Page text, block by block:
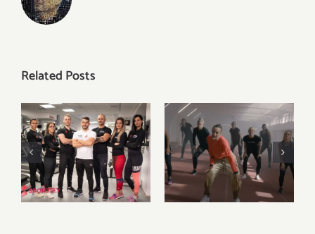
Related Posts
Noi suntem
Sportify
Mereu
aici, pentru tine
și-a lansat primul
single, iar Mireya
Gonzalez a fost
cea care a creat
videoclipul. O
parte din filmari